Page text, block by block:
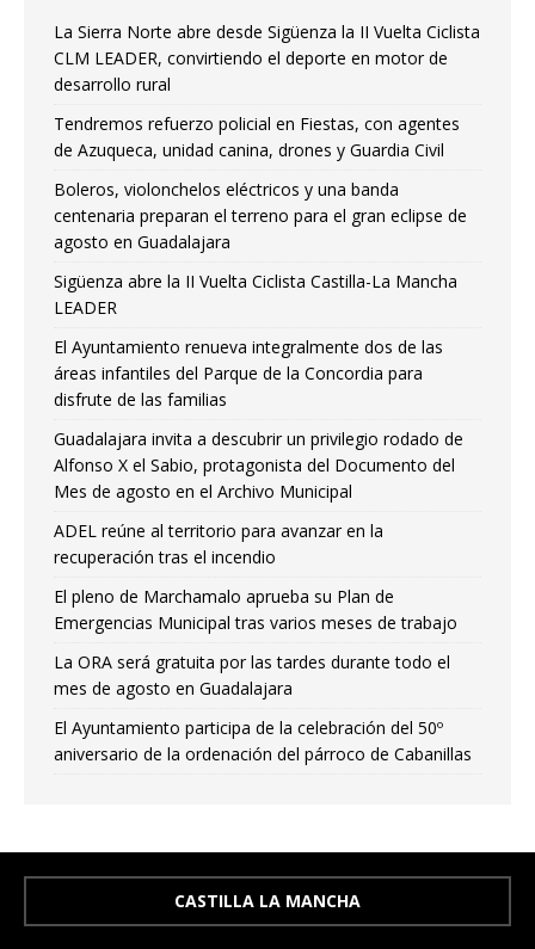
La Sierra Norte abre desde Sigüenza la II Vuelta Ciclista
CLM LEADER, convirtiendo el deporte en motor de
desarrollo rural
Tendremos refuerzo policial en Fiestas, con agentes
de Azuqueca, unidad canina, drones y Guardia Civil
Boleros, violonchelos eléctricos y una banda
centenaria preparan el terreno para el gran eclipse de
agosto en Guadalajara
Sigüenza abre la II Vuelta Ciclista Castilla-La Mancha
LEADER
El Ayuntamiento renueva integralmente dos de las
áreas infantiles del Parque de la Concordia para
disfrute de las familias
Guadalajara invita a descubrir un privilegio rodado de
Alfonso X el Sabio, protagonista del Documento del
Mes de agosto en el Archivo Municipal
ADEL reúne al territorio para avanzar en la
recuperación tras el incendio
El pleno de Marchamalo aprueba su Plan de
Emergencias Municipal tras varios meses de trabajo
La ORA será gratuita por las tardes durante todo el
mes de agosto en Guadalajara
El Ayuntamiento participa de la celebración del 50º
aniversario de la ordenación del párroco de Cabanillas
CASTILLA LA MANCHA